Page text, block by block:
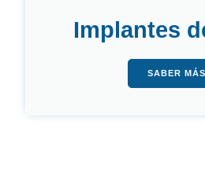
Implantes
SABER MÁS